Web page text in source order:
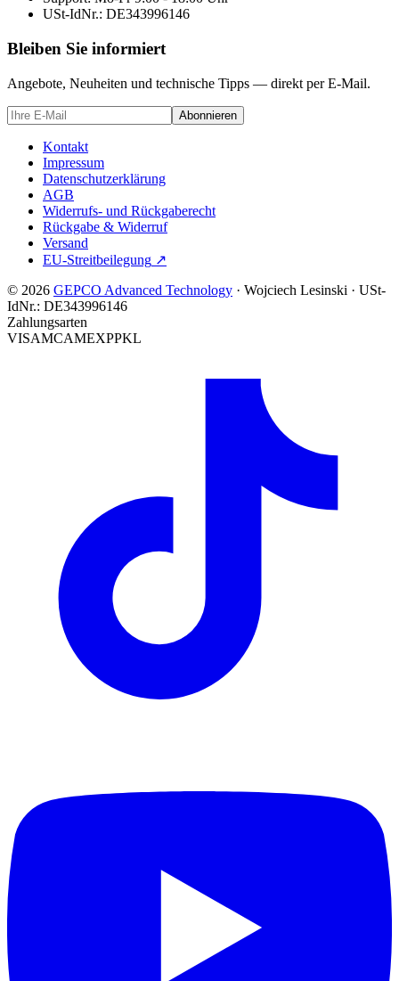
USt-IdNr.: DE343996146
Bleiben Sie informiert
Angebote, Neuheiten und technische Tipps — direkt per E-Mail.
Abonnieren
Kontakt
Impressum
Datenschutzerklärung
AGB
Widerrufs- und Rückgaberecht
Rückgabe & Widerruf
Versand
EU-Streitbeilegung ↗
© 2026 GEPCO Advanced Technology · Wojciech Lesinski · USt-
IdNr.: DE343996146
Zahlungsarten
VISAMCAMEXPPKL